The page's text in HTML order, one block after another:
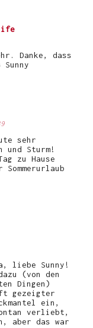
Danke, dass
sehr
und Sturm!
zu Hause
liebe Sunny!
(von den
Dingen)
gezeigter
ein,
verliebt,
aber das war